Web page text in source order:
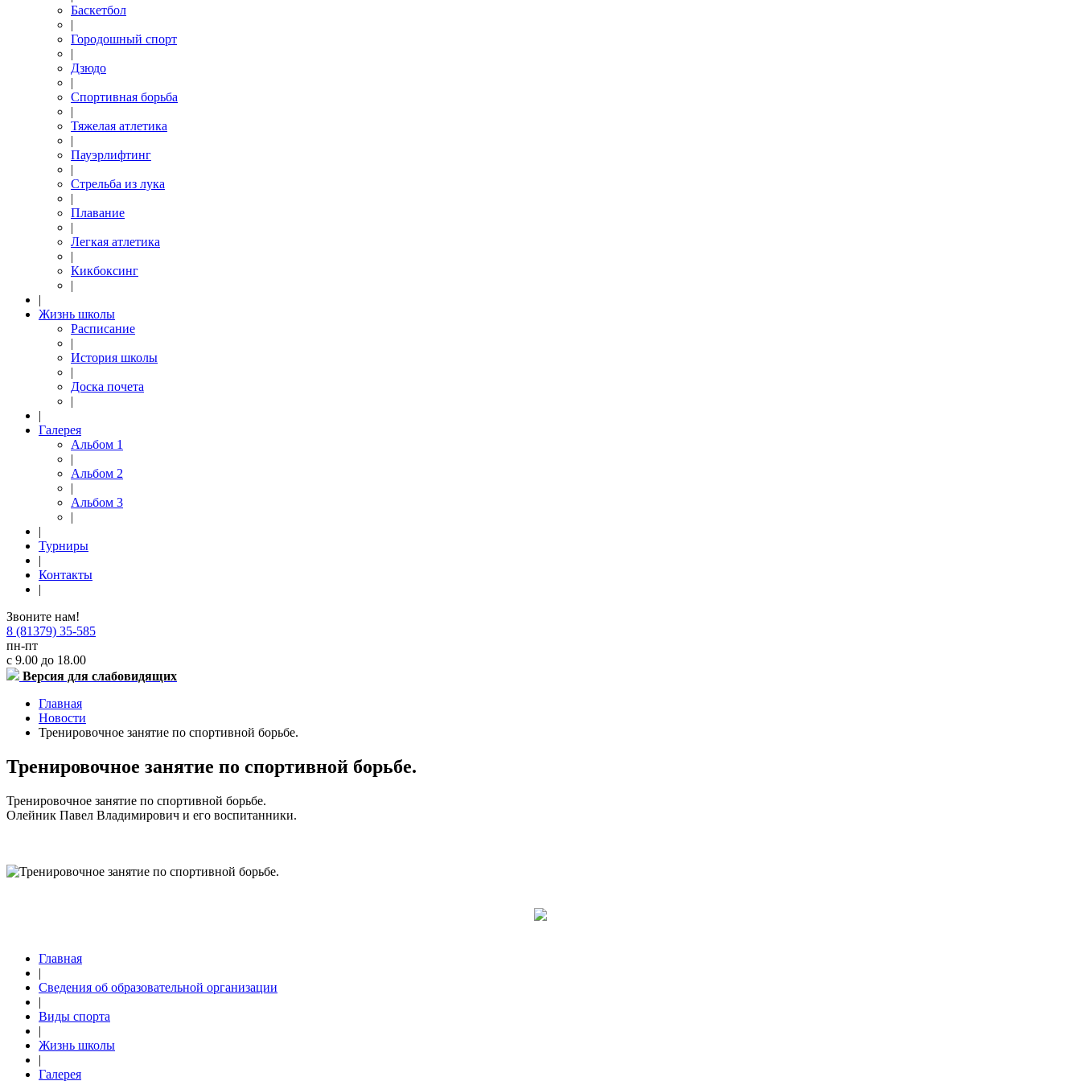
Баскетбол
|
Городошный спорт
|
Дзюдо
|
Спортивная борьба
|
Тяжелая атлетика
|
Пауэрлифтинг
|
Стрельба из лука
|
Плавание
|
Легкая атлетика
|
Кикбоксинг
|
|
Жизнь школы
Расписание
|
История школы
|
Доска почета
|
|
Галерея
Альбом 1
|
Альбом 2
|
Альбом 3
|
|
Турниры
|
Контакты
|
Звоните нам!
8 (81379) 35-585
пн-пт
с 9.00 до 18.00
Версия для слабовидящих
Главная
Новости
Тренировочное занятие по спортивной борьбе.
Тренировочное занятие по спортивной борьбе.
Тренировочное занятие по спортивной борьбе.
Олейник Павел Владимирович и его воспитанники.
Главная
|
Сведения об образовательной организации
|
Виды спорта
|
Жизнь школы
|
Галерея